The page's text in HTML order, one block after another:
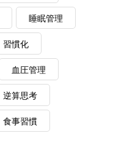
睡眠管理
習慣化
血圧管理
逆算思考
食事習慣